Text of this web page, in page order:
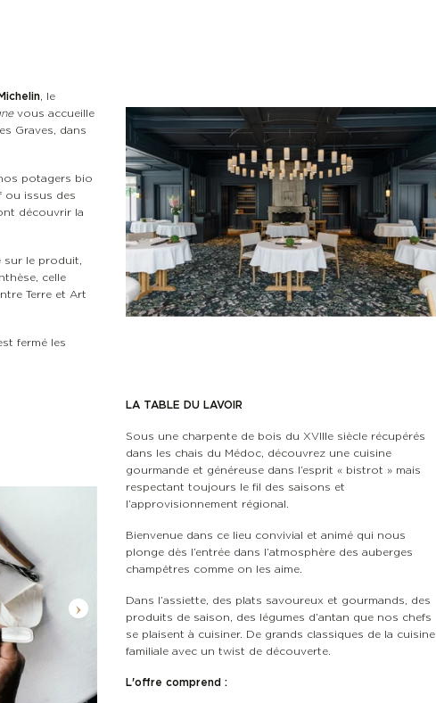
, le
vous accueille
Graves, dans
potagers bio
ou issus des
découvrir la
sur le produit,
celle
Terre et Art
fermé les
LA TABLE DU LAVOIR
Sous une charpente de bois du XVIIIe siècle récupérés
dans les chais du Médoc, découvrez une cuisine
gourmande et généreuse dans l’esprit « bistrot » mais
respectant toujours le fil des saisons et
l’approvisionnement régional.
Bienvenue dans ce lieu convivial et animé qui nous
plonge dès l’entrée dans l’atmosphère des auberges
champêtres comme on les aime.
Dans l’assiette, des plats savoureux et gourmands, des
produits de saison, des légumes d’antan que nos chefs
se plaisent à cuisiner. De grands classiques de la cuisine
familiale avec un twist de découverte.
L'offre comprend :